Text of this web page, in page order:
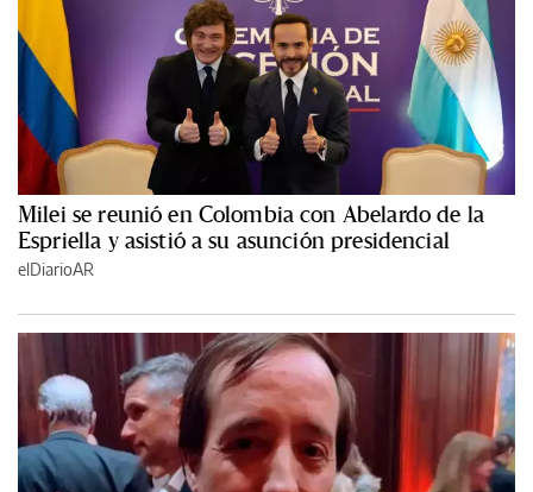
Milei se reunió en Colombia con Abelardo de la
Espriella y asistió a su asunción presidencial
elDiarioAR